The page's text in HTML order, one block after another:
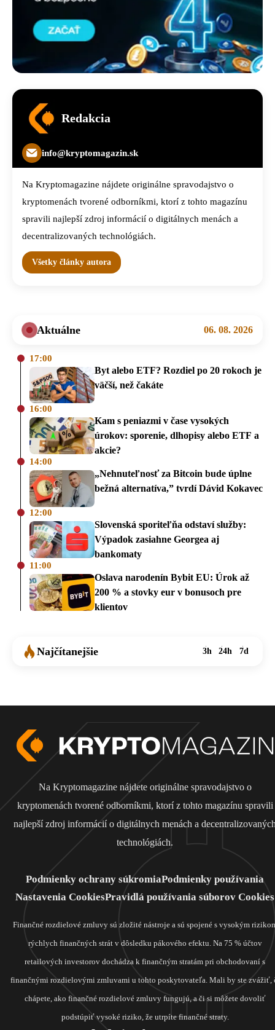
Redakcia
info@kryptomagazin.sk
Na Kryptomagazine nájdete originálne spravodajstvo o
kryptomenách tvorené odborníkmi, ktorí z tohto magazínu
spravili najlepší zdroj informácií o digitálnych menách a
decentralizovaných technológiách.
Všetky články autora
Aktuálne 06. 08. 2026
17:00
Byt alebo ETF? Rozdiel po 20 rokoch je
väčší, než čakáte
16:00
Kam s peniazmi v čase vysokých
úrokov: sporenie, dlhopisy alebo ETF a
akcie?
14:00
„Nehnuteľnosť za Bitcoin bude úplne
bežná alternatíva,” tvrdí Dávid Kokavec
12:00
Slovenská sporiteľňa odstaví služby:
Výpadok zasiahne Georgea aj
bankomaty
11:00
Oslava narodenín Bybit EU: Úrok až
200 % a stovky eur v bonusoch pre
klientov
Najčítanejšie 3h 24h 7d
Na Kryptomagazine nájdete originálne spravodajstvo o
kryptomenách tvorené odborníkmi, ktorí z tohto magazínu spravili
najlepší zdroj informácií o digitálnych menách a
technológiách.
Podmienky ochrany súkromiaPodmienky používania
Nastavenia CookiesPravidlá používania súborov Cookies
Finančné rozdielové zmluvy sú zložité nástroje a sú spojené s vysokým
rýchlych finančných strát v dôsledku pákového efektu. Na 75 % účtov
retailových investorov dochádza k finančným stratám pri obchodovaní s
finančnými rozdielovými zmluvami u tohto poskytovateľa. Mali by ste zvážiť,
chápete, ako finančné rozdielové zmluvy fungujú, a či si môžete dovoliť
podstúpiť vysoké riziko, že utrpíte finančné straty.